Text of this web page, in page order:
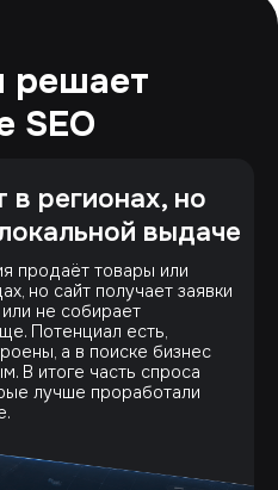
решает
SEO
в регионах, но
выдаче
продаёт товары или
но сайт получает заявки
не собирает
Потенциал есть,
а в поиске бизнес
В итоге часть спроса
лучше проработали